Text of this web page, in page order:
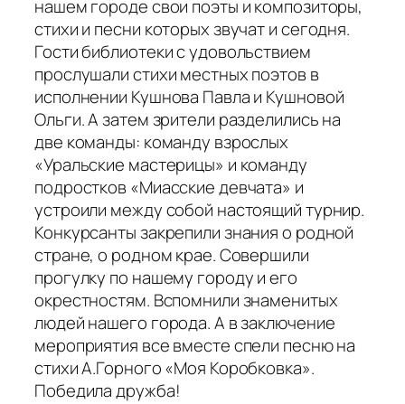
нашем городе свои поэты и композиторы,
стихи и песни которых звучат и сегодня.
Гости библиотеки с удовольствием
прослушали стихи местных поэтов в
исполнении Кушнова Павла и Кушновой
Ольги. А затем зрители разделились на
две команды: команду взрослых
«Уральские мастерицы» и команду
подростков «Миасские девчата» и
устроили между собой настоящий турнир.
Конкурсанты закрепили знания о родной
стране, о родном крае. Совершили
прогулку по нашему городу и его
окрестностям. Вспомнили знаменитых
людей нашего города. А в заключение
мероприятия все вместе спели песню на
стихи А.Горного «Моя Коробковка».
Победила дружба!